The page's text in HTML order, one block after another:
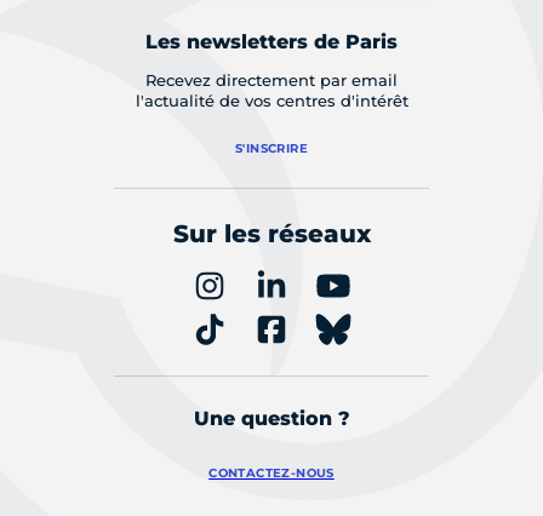
Les newsletters de Paris
Recevez directement par email
l'actualité de vos centres d'intérêt
S'INSCRIRE
Sur les réseaux
Une question ?
CONTACTEZ-NOUS